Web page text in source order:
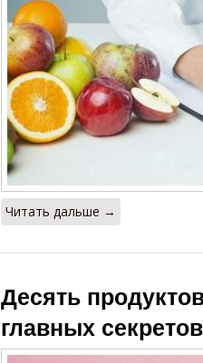
Читать дальше →
Десять
главных